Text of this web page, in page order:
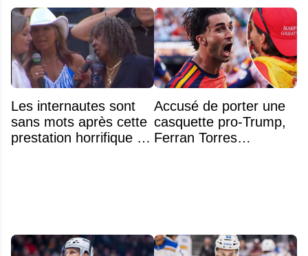
Les internautes sont
sans mots après cette
prestation horrifique de
Accusé de porter une
casquette pro-Trump,
Ferran Torres